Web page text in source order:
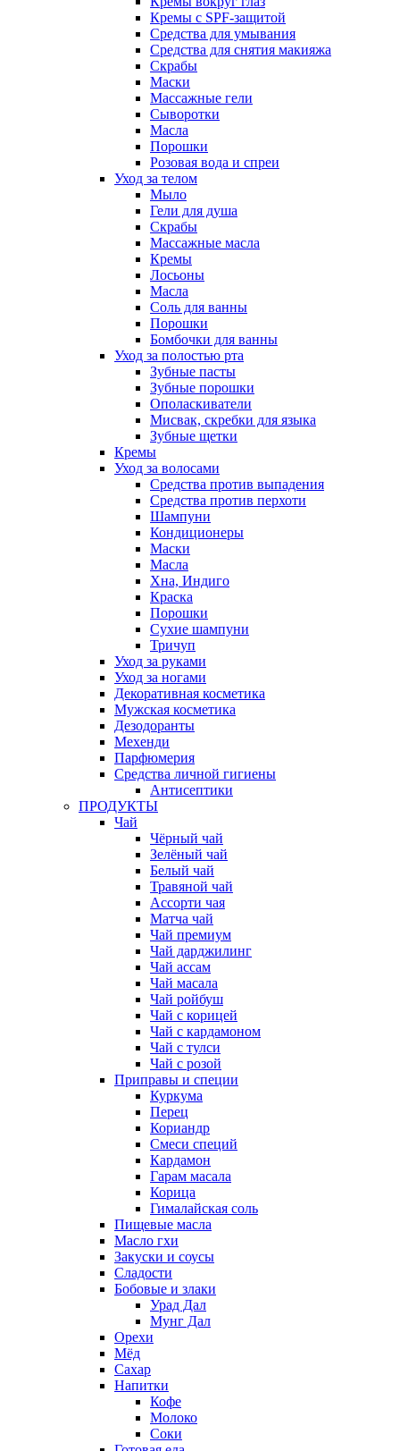
Кремы с SPF-защитой
Средства для умывания
Средства для снятия макияжа
Скрабы
Маски
Массажные гели
Сыворотки
Масла
Порошки
Розовая вода и спреи
Уход за телом
Мыло
Гели для душа
Скрабы
Массажные масла
Кремы
Лосьоны
Масла
Соль для ванны
Порошки
Бомбочки для ванны
Уход за полостью рта
Зубные пасты
Зубные порошки
Ополаскиватели
Мисвак, скребки для языка
Зубные щетки
Кремы
Уход за волосами
Средства против выпадения
Средства против перхоти
Шампуни
Кондиционеры
Маски
Масла
Хна, Индиго
Краска
Порошки
Сухие шампуни
Тричуп
Уход за руками
Уход за ногами
Декоративная косметика
Мужская косметика
Дезодоранты
Мехенди
Парфюмерия
Средства личной гигиены
Антисептики
ПРОДУКТЫ
Чай
Чёрный чай
Зелёный чай
Белый чай
Травяной чай
Ассорти чая
Матча чай
Чай премиум
Чай дарджилинг
Чай ассам
Чай масала
Чай ройбуш
Чай с корицей
Чай с кардамоном
Чай с тулси
Чай с розой
Приправы и специи
Куркума
Перец
Кориандр
Смеси специй
Кардамон
Гарам масала
Корица
Гималайская соль
Пищевые масла
Масло гхи
Закуски и соусы
Сладости
Бобовые и злаки
Урад Дал
Мунг Дал
Орехи
Мёд
Сахар
Напитки
Кофе
Молоко
Соки